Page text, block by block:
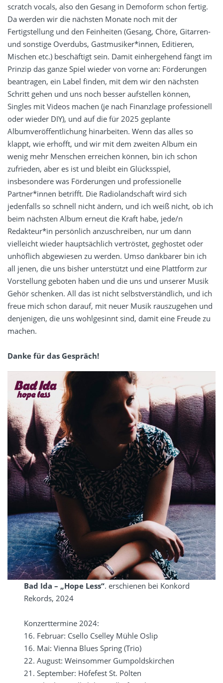
scratch vocals, also den Gesang in Demoform schon fertig.
Da werden wir die nächsten Monate noch mit der
Fertigstellung und den Feinheiten (Gesang, Chöre, Gitarren-
und sonstige Overdubs, Gastmusiker*innen, Editieren,
Mischen etc.) beschäftigt sein. Damit einhergehend fängt im
Prinzip das ganze Spiel wieder von vorne an: Förderungen
beantragen, ein Label finden, mit dem wir den nächsten
Schritt gehen und uns noch besser aufstellen können,
Singles mit Videos machen (je nach Finanzlage professionell
oder wieder DIY), und auf die für 2025 geplante
Albumveröffentlichung hinarbeiten. Wenn das alles so
klappt, wie erhofft, und wir mit dem zweiten Album ein
wenig mehr Menschen erreichen können, bin ich schon
zufrieden, aber es ist und bleibt ein Glücksspiel,
insbesondere was Förderungen und professionelle
Partner*innen betrifft. Die Radiolandschaft wird sich
jedenfalls so schnell nicht ändern, und ich weiß nicht, ob ich
beim nächsten Album erneut die Kraft habe, jede/n
Redakteur*in persönlich anzuschreiben, nur um dann
vielleicht wieder hauptsächlich vertröstet, geghostet oder
unhöflich abgewiesen zu werden. Umso dankbarer bin ich
all jenen, die uns bisher unterstützt und eine Plattform zur
Vorstellung geboten haben und die uns und unserer Musik
Gehör schenken. All das ist nicht selbstverständlich, und ich
freue mich schon darauf, mit neuer Musik rauszugehen und
denjenigen, die uns wohlgesinnt sind, damit eine Freude zu
machen.
Danke für das Gespräch!
Bad Ida – „Hope Less“. erschienen bei Konkord
Rekords, 2024
Konzerttermine 2024:
16. Februar: Csello Cselley Mühle Oslip
16. Mai: Vienna Blues Spring (Trio)
22. August: Weinsommer Gumpoldskirchen
21. September: Höfefest St. Pölten